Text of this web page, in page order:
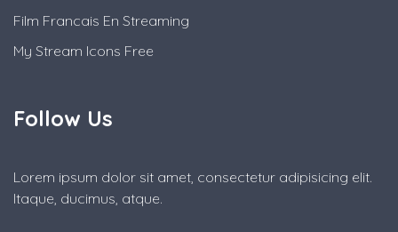
Film Francais En Streaming
My Stream Icons Free
Follow Us
Lorem ipsum dolor sit amet, consectetur adipisicing elit.
Itaque, ducimus, atque.